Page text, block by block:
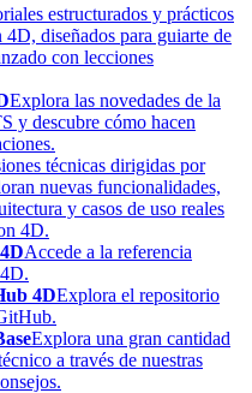
estructurados y prácticos
4D, diseñados para guiarte de
con lecciones
Explora las novedades de la
y descubre cómo hacen
técnicas dirigidas por
nuevas funcionalidades,
y casos de uso reales
4D.
Accede a la referencia
4DExplora el repositorio
Explora una gran cantidad
a través de nuestras